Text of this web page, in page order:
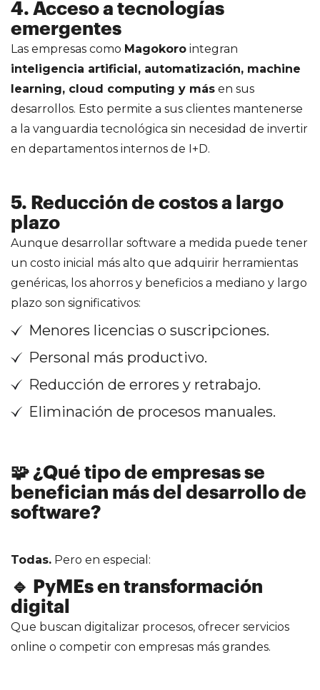
4. Acceso a tecnologías
emergentes
Las empresas como Magokoro integran
inteligencia artificial, automatización, machine
learning, cloud computing y más en sus
desarrollos. Esto permite a sus clientes mantenerse
a la vanguardia tecnológica sin necesidad de invertir
en departamentos internos de I+D.
5. Reducción de costos a largo
plazo
Aunque desarrollar software a medida puede tener
un costo inicial más alto que adquirir herramientas
genéricas, los ahorros y beneficios a mediano y largo
plazo son significativos:
Menores licencias o suscripciones.
Personal más productivo.
Reducción de errores y retrabajo.
Eliminación de procesos manuales.
🧩 ¿Qué tipo de empresas se
benefician más del desarrollo de
software?
Todas. Pero en especial:
🔹 PyMEs en transformación
digital
Que buscan digitalizar procesos, ofrecer servicios
online o competir con empresas más grandes.